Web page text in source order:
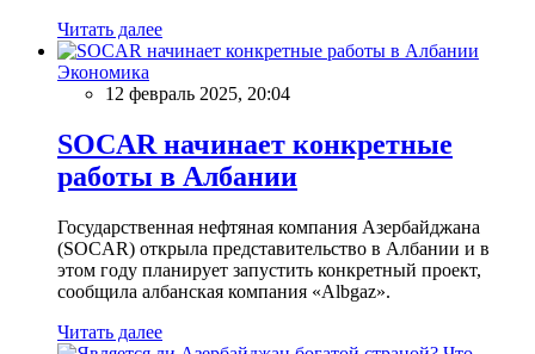
Читать далее
Экономика
12 февраль 2025, 20:04
SOCAR начинает конкретные
работы в Албании
Государственная нефтяная компания Азербайджана
(SOCAR) открыла представительство в Албании и в
этом году планирует запустить конкретный проект,
сообщила албанская компания «Albgaz».
Читать далее